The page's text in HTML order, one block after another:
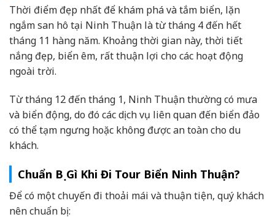
Thời điểm đẹp nhất để khám phá và tắm biển, lặn
ngắm san hô tại Ninh Thuận là từ tháng 4 đến hết
tháng 11 hàng năm. Khoảng thời gian này, thời tiết
nắng đẹp, biển êm, rất thuận lợi cho các hoạt động
ngoài trời.
Từ tháng 12 đến tháng 1, Ninh Thuận thường có mưa
và biển động, do đó các dịch vụ liên quan đến biển đảo
có thể tạm ngưng hoặc không được an toàn cho du
khách.
Chuẩn Bị Gì Khi Đi Tour Biển Ninh Thuận?
Để có một chuyến đi thoải mái và thuận tiện, quý khách
nên chuẩn bị: